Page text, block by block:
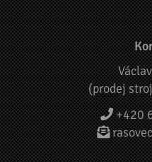
(prodej
+420